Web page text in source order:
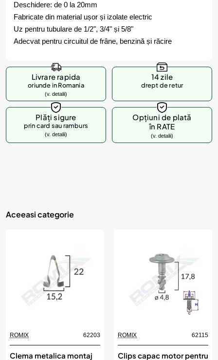
Deschidere: de 0 la 20mm
Fabricate din material ușor și izolate electric
Uz pentru tubulare de 1/2", 3/4" și 5/8"
Adecvat pentru circuitul de frâne, benzină și răcire
Livrare rapida
oriunde in Romania
(v. detalii)
14 zile
drept de retur
Plăți sigure
prin card sau ramburs
(v. detalii)
Opțiuni de plată
în RATE
(v. detalii)
Aceeasi categorie
ROMIX 62203
Clema metalica montaj
ROMIX 62115
Clips capac motor pentru